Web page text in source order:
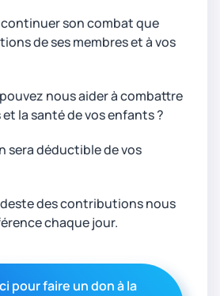
continuer son combat que
de ses membres et à vos
nous aider à combattre
la santé de vos enfants ?
sera déductible de vos
des contributions nous
chaque jour.
pour faire un don à la